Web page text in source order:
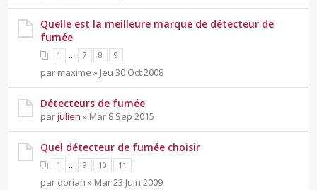
Quelle est la meilleure marque de détecteur de
fumée
1 ... 7 8 9
par maxime » Jeu 30 Oct 2008
Détecteurs de fumée
parjulien » Mar 8 Sep 2015
Quel détecteur de fumée choisir
1 ... 9 10 11
par dorian » Mar 23 Juin 2009